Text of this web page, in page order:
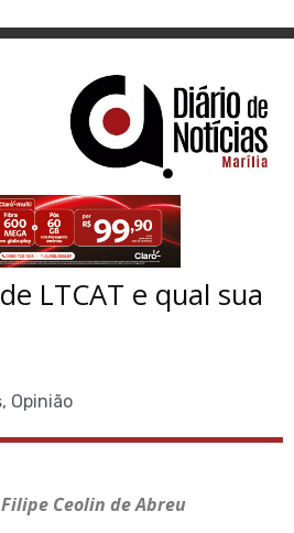
LTCAT e qual sua
, Opinião
Ceolin de Abreu